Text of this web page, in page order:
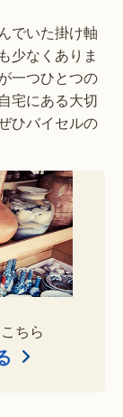
でいた掛け軸
少なくありま
一つひとつの
宅にある大切
ひバイセルの
ちら